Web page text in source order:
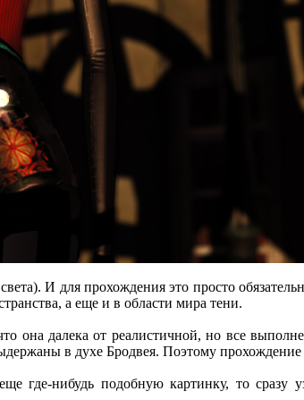
И для прохождения это просто
а еще и в области мира тени.
она далека от реалистичной, но все
в духе Бродвея. Поэтому
нибудь подобную картинку, то сразу